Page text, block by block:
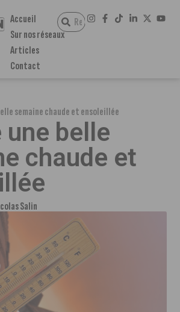
Accueil
Sur nos réseaux
Articles
Contact
semaine chaude et ensoleillée
une belle
chaude et
Salin